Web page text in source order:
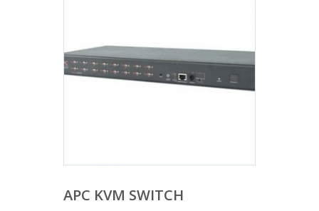
APC KVM SWITCH